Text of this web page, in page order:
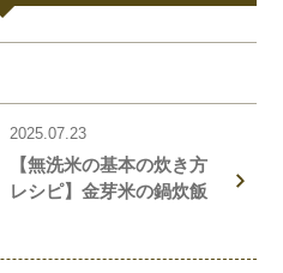
2025.07.23
【無洗米の基本の炊き方
レシピ】金芽米の鍋炊飯